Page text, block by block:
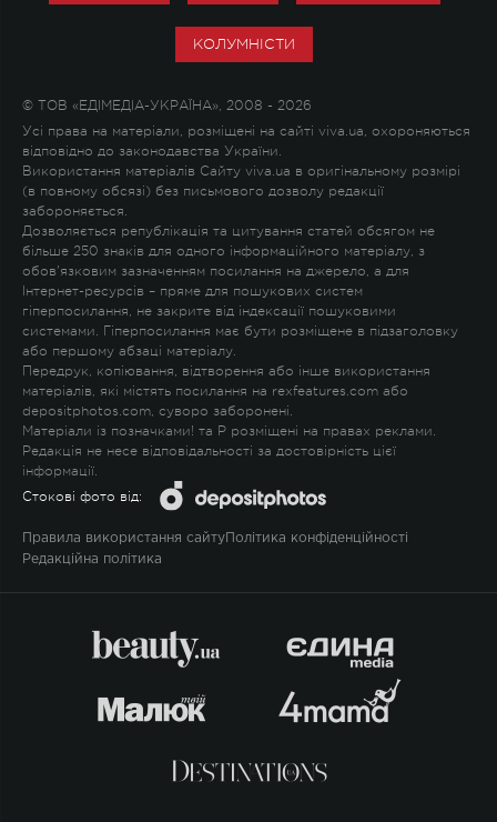
КОЛУМНІСТИ
© ТОВ «ЕДІМЕДІА-УКРАЇНА», 2008 - 2026
Усі права на матеріали, розміщені на сайті viva.ua, охороняються
відповідно до законодавства України.
Використання матеріалів Сайту viva.ua в оригінальному розмірі
(в повному обсязі) без письмового дозволу редакції
забороняється.
Дозволяється републікація та цитування статей обсягом не
більше 250 знаків для одного інформаційного матеріалу, з
обов'язковим зазначенням посилання на джерело, а для
Інтернет-ресурсів – пряме для пошукових систем
гіперпосилання, не закрите від індексації пошуковими
системами. Гіперпосилання має бути розміщене в підзаголовку
або першому абзаці матеріалу.
Передрук, копіювання, відтворення або інше використання
матеріалів, які містять посилання на rexfeatures.com або
depositphotos.com, суворо заборонені.
Матеріали із позначками! та P розміщені на правах реклами.
Редакція не несе відповідальності за достовірність цієї
інформації.
Стокові фото від:
Правила використання сайту Політика конфіденційності
Редакційна політика